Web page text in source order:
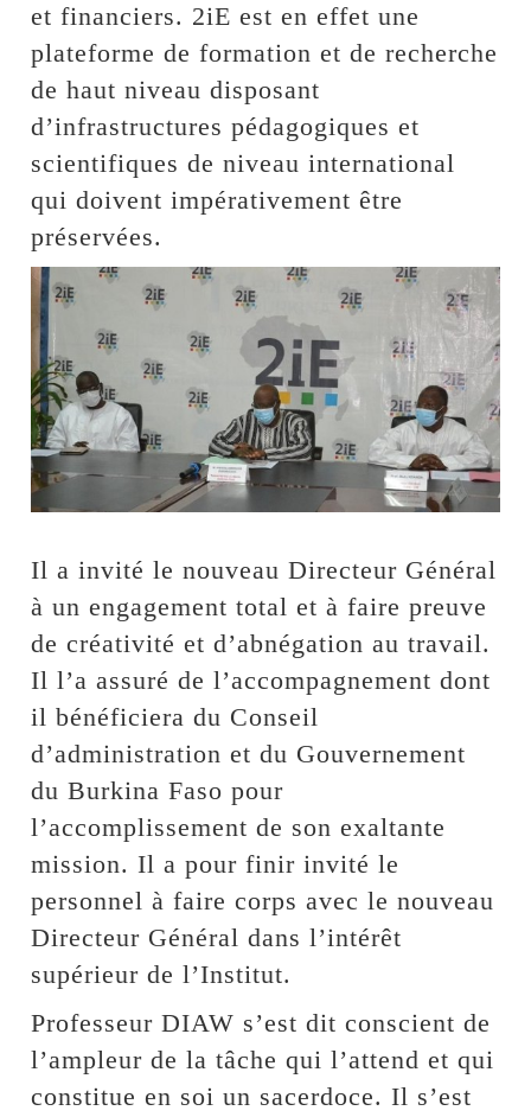
et financiers. 2iE est en effet une
plateforme de formation et de recherche
de haut niveau disposant
d’infrastructures pédagogiques et
scientifiques de niveau international
qui doivent impérativement être
préservées.
Il a invité le nouveau Directeur Général
à un engagement total et à faire preuve
de créativité et d’abnégation au travail.
Il l’a assuré de l’accompagnement dont
il bénéficiera du Conseil
d’administration et du Gouvernement
du Burkina Faso pour
l’accomplissement de son exaltante
mission. Il a pour finir invité le
personnel à faire corps avec le nouveau
Directeur Général dans l’intérêt
supérieur de l’Institut.
Professeur DIAW s’est dit conscient de
l’ampleur de la tâche qui l’attend et qui
constitue en soi un sacerdoce. Il s’est